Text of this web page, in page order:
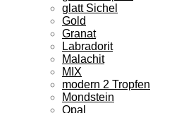
glatt Sichel
Gold
Granat
Labradorit
Malachit
MIX
modern 2 Tropfen
Mondstein
Opal